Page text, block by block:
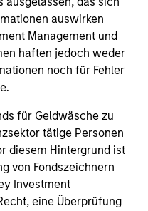
auswirken
Management und
haften jedoch weder
noch für Fehler
für Geldwäsche zu
tätige Personen
diesem Hintergrund ist
von Fondszeichnern
Investment
eine Überprüfung